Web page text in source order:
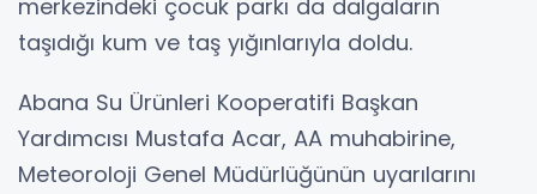
merkezindeki çocuk parkı da dalgaların
taşıdığı kum ve taş yığınlarıyla doldu.
Abana Su Ürünleri Kooperatifi Başkan
Yardımcısı Mustafa Acar, AA muhabirine,
Meteoroloji Genel Müdürlüğünün uyarılarını